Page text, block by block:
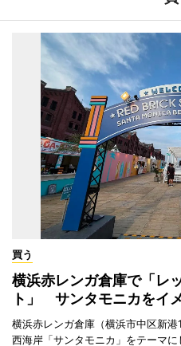
買う
横浜赤レンガ倉庫で「レ
ト」 サンタモニカをイ
横浜赤レンガ倉庫（横浜市中区新
西海岸「サンタモニカ」をテーマ